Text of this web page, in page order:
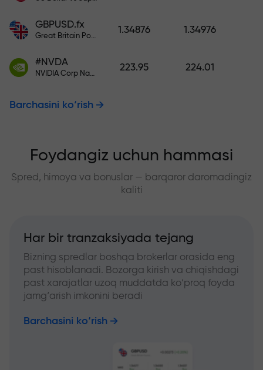
GBPUSD.fx
Great Britain Pound vs US Dollar
1.34876 1.34976
#NVDA
NVIDIA Corp Nasdaq Stock Exchange (Nasdaq) USD
223.95 224.01
Barchasini ko‘rish
Foydangiz uchun hammasi
Spred, himoya va bonuslar — barqaror daromadingiz
kaliti
Har bir tranzaksiyada tejang
Bizning spredlar boshqa brokerlar orasida eng
past hisoblanadi. Bozorga kirish va chiqishdagi
past xarajatlar uzoq muddatda ko‘proq foyda
jamg‘arish imkonini beradi
Barchasini ko‘rish